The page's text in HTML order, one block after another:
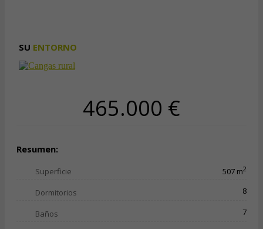
SU ENTORNO
465.000 €
Resumen:
Superficie 507 m2
Dormitorios 8
Baños 7